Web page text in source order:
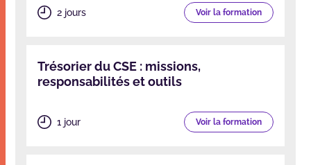
2 jours Voir la formation
Trésorier du CSE : missions,
responsabilités et outils
1 jour Voir la formation